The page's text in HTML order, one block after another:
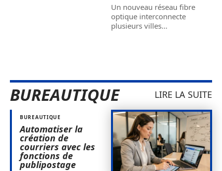
Un nouveau réseau fibre
optique interconnecte
plusieurs villes…
BUREAUTIQUE LIRE LA SUITE
BUREAUTIQUE
Automatiser la
création de
courriers avec les
fonctions de
publipostage